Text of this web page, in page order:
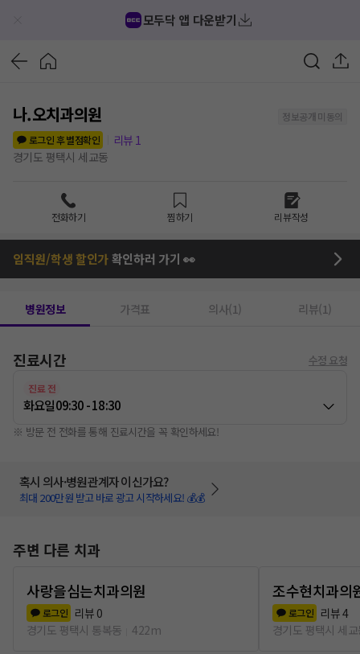
모두닥 앱 다운받기
나.오치과의원
정보공개 미동의
로그인 후 별점확인
리뷰 1
경기도 평택시 세교동
전화하기 찜하기 리뷰작성
임직원/학생 할인가확인하러 가기 👀
병원정보 가격표 의사(1) 리뷰(1)
진료시간 수정 요청
진료 전
화요일09:30 - 18:30
※ 방문 전 전화를 통해 진료시간을 꼭 확인하세요!
혹시 의사·병원관계자 이신가요?
최대 200만원 받고 바로 광고 시작하세요! 💰💰
주변 다른 치과
사랑을심는치과의원
로그인 리뷰 0
경기도 평택시 통복동
422m
조수현치과의
로그인 리뷰4
경기도 평택시 세